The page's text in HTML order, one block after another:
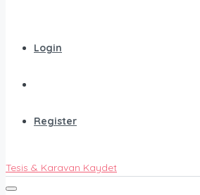
Login
Register
Tesis & Karavan Kaydet